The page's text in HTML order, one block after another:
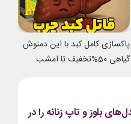
پاکسازی کامل کبد با این دمنوش
گیاهی 50%تخفیف تا امشب
بلوز و تاپ زنانه را در